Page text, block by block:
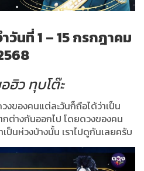
วันที่1 – 15กรกฎาคม
ฮิว ทุบโต๊ะ
งของคนแต่ละวันก็ถือได้ว่าเป็น
ต่างกันออกไป โดยดวงของคน
ป็นห่วงบ้างนั้น เราไปดูกันเลยครับ